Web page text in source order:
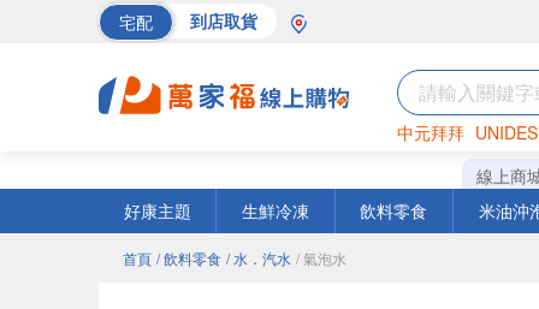
宅配 到店取貨
中元拜拜
巧克力 罐頭
線上商
好康主題
生鮮冷凍 飲料零食 米油沖
首頁 / 飲料零食 / 水．汽水 / 氣泡水